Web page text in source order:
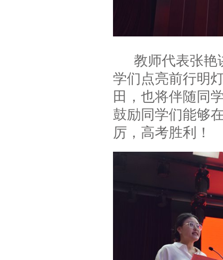
教师代表张艳
学们点亮前行明
田，也将伴随同
鼓励同学们能够
厉，高考胜利！